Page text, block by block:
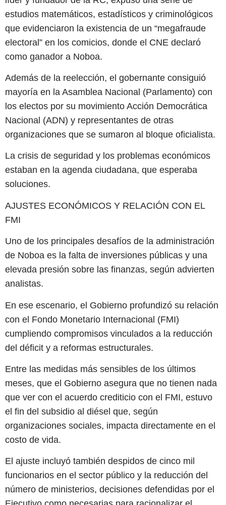
estudios matemáticos, estadísticos y criminológicos
que evidenciaron la existencia de un “megafraude
electoral” en los comicios, donde el CNE declaró
como ganador a Noboa.
Además de la reelección, el gobernante consiguió
mayoría en la Asamblea Nacional (Parlamento) con
los electos por su movimiento Acción Democrática
Nacional (ADN) y representantes de otras
organizaciones que se sumaron al bloque oficialista.
La crisis de seguridad y los problemas económicos
estaban en la agenda ciudadana, que esperaba
soluciones.
AJUSTES ECONÓMICOS Y RELACIÓN CON EL
FMI
Uno de los principales desafíos de la administración
de Noboa es la falta de inversiones públicas y una
elevada presión sobre las finanzas, según advierten
analistas.
En ese escenario, el Gobierno profundizó su relación
con el Fondo Monetario Internacional (FMI)
cumpliendo compromisos vinculados a la reducción
del déficit y a reformas estructurales.
Entre las medidas más sensibles de los últimos
meses, que el Gobierno asegura que no tienen nada
que ver con el acuerdo crediticio con el FMI, estuvo
el fin del subsidio al diésel que, según
organizaciones sociales, impacta directamente en el
costo de vida.
El ajuste incluyó también despidos de cinco mil
funcionarios en el sector público y la reducción del
número de ministerios, decisiones defendidas por el